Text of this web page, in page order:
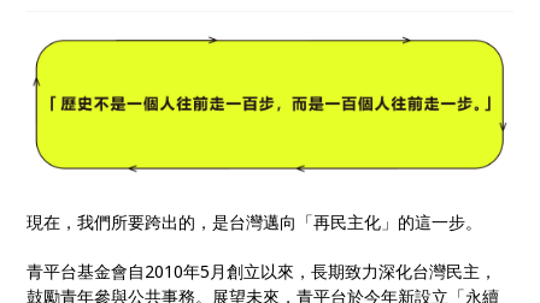
代的社會願景，追求民主社會的永續發展並尋找實踐路
現在，我們所要跨出的，是台灣邁向「再民主化」的這一步。
青平台基金會自2010年5月創立以來，長期致力深化台灣民主，
鼓勵青年參與公共事務。展望未來，青平台於今年新設立「永續